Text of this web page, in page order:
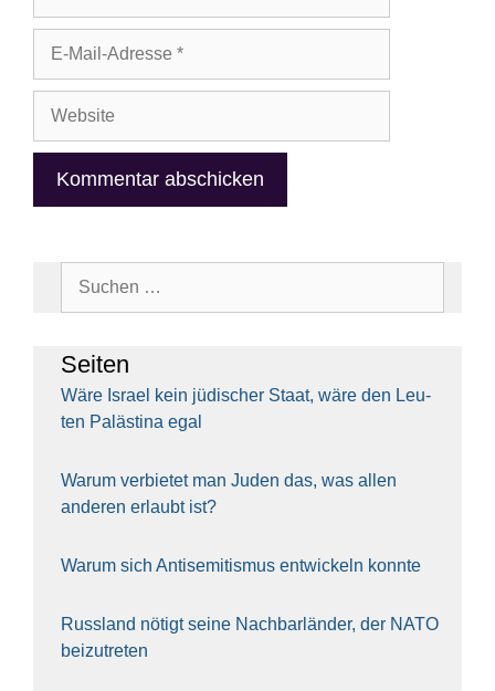
Adresse
Sei­ten
Wäre Isra­el kein jüdi­scher Staat, wäre den Leu­
ten Paläs­ti­na egal
War­um ver­bie­tet man Juden das, was allen
ande­ren erlaubt ist?
War­um sich Anti­se­mi­tis­mus ent­wi­ckeln konn­te
Russ­land nötigt sei­ne Nach­bar­län­der, der NATO
bei­zu­tre­ten